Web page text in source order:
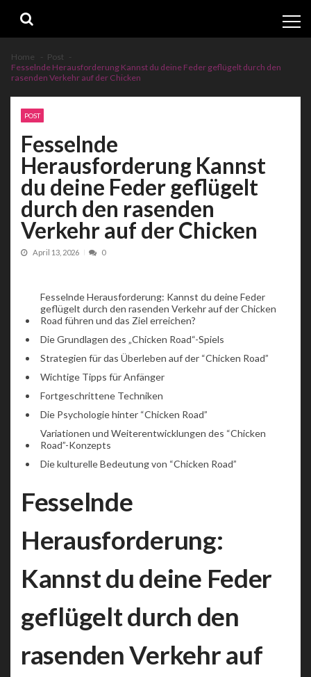
navigation
content
Home
Post
Fesselnde Herausforderung Kannst du deine Feder geflügelt durch den
rasenden Verkehr auf der Chicken
POST
Fesselnde
Herausforderung Kannst
du deine Feder geflügelt
durch den rasenden
Verkehr auf der Chicken
April 13, 2026 0
Fesselnde Herausforderung: Kannst du deine Feder
geflügelt durch den rasenden Verkehr auf der Chicken
Road führen und das Ziel erreichen?
Die Grundlagen des „Chicken Road“-Spiels
Strategien für das Überleben auf der “Chicken Road”
Wichtige Tipps für Anfänger
Fortgeschrittene Techniken
Die Psychologie hinter “Chicken Road”
Variationen und Weiterentwicklungen des “Chicken
Road”-Konzepts
Die kulturelle Bedeutung von “Chicken Road”
Fesselnde
Herausforderung:
Kannst du deine Feder
geflügelt durch den
rasenden Verkehr auf